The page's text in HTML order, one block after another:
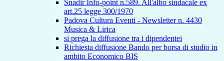
Snadir Info-point n.589. All'albo sindacale ex
art.25 legge 300/1970
Padova Cultura Eventi - Newsletter n. 4430
Musica & Lirica
si prega la diffusione tra i dipendentei
Richiesta diffusione Bando per borsa di studio in
ambito Economico BIS